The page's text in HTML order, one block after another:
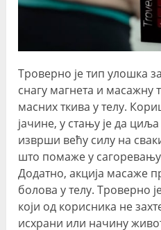
Троверно је тип улошка
снагу магнета и масажну
масних ткива у телу.
јачине, у стању је да
изврши већу силу на
што помаже у
Додатно, акција масаже
болова у телу. Троверно
који од корисника не
исхрани или начину